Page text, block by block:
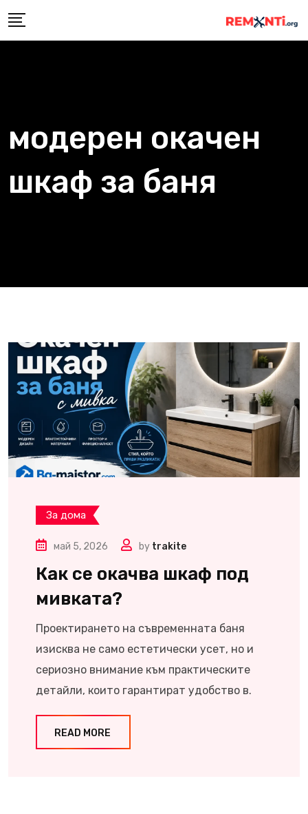
to
модерен окачен
шкаф за баня
За дома
май 5, 2026 by trakite
Как се окачва шкаф под
мивката?
Проектирането на съвременната баня
изисква не само естетически усет, но и
сериозно внимание към практическите
детайли, които гарантират удобство в.
READ MORE